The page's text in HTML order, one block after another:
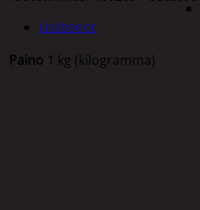
Lisätiedot
Paino 1 kg (kilogramma)